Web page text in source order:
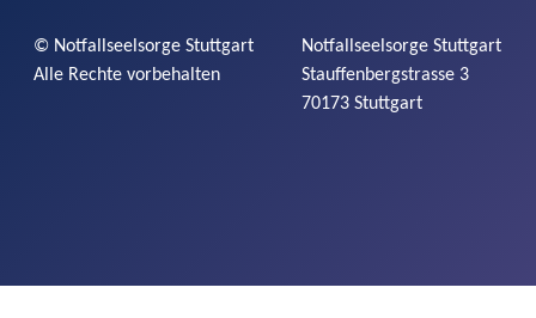
© Notfallseelsorge Stuttgart
Alle Rechte vorbehalten
Notfallseelsorge Stuttgart
Stauffenbergstrasse 3
70173 Stuttgart